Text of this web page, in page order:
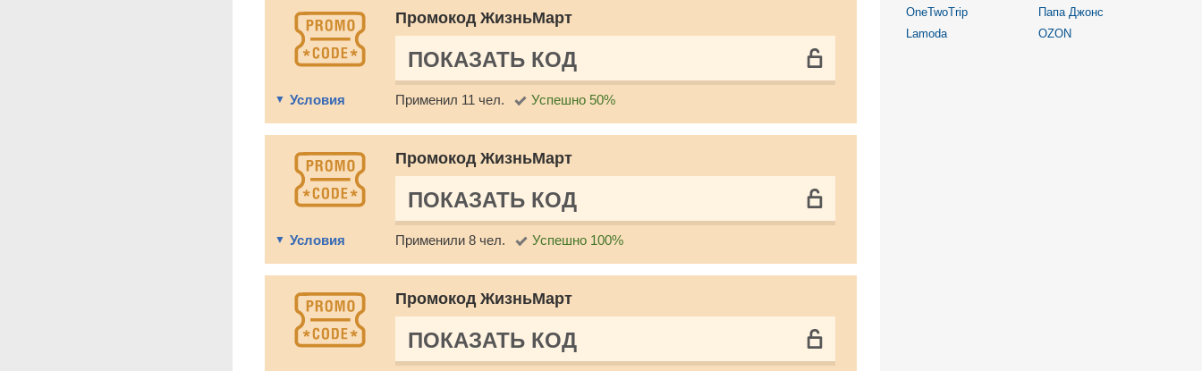
Промокод ЖизньМарт
ПОКАЗАТЬ КОД
Условия Применил 11 чел. Успешно 50%
Промокод ЖизньМарт
ПОКАЗАТЬ КОД
Условия Применили 8 чел. Успешно 100%
Промокод ЖизньМарт
ПОКАЗАТЬ КОД
OneTwoTrip
Папа Джонс
Lamoda
OZON